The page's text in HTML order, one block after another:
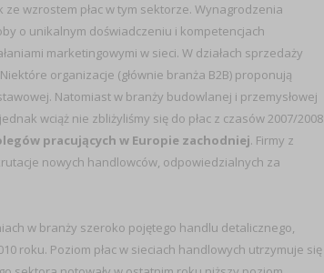
wzrostem płac w tym sektorze. Wynagrodzenia
o unikalnym doświadczeniu i kompetencjach
marketingowymi w sieci. W działach sprzedaży
organizacje (głównie branża B2B) proponują
Natomiast w branży budowlanej i przemysłowej
wciąż nie zbliżyliśmy się do płac z czasów 2007/2008
pracujących w Europie zachodniej. Firmy z
nowych handlowców, odpowiedzialnych za
w branży szeroko pojętego handlu detalicznego,
roku. Poziom płac w sieciach handlowych utrzymuje się